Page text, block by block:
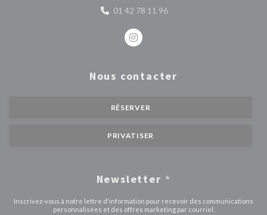
01 42 78 11 96
Instagram ((ouvre une nouvelle
Nous contacter
RÉSERVER
PRIVATISER
Newsletter *
Inscrivez-vous à notre lettre d'information pour recevoir des communications
personnalisées et des offres marketing par courriel.